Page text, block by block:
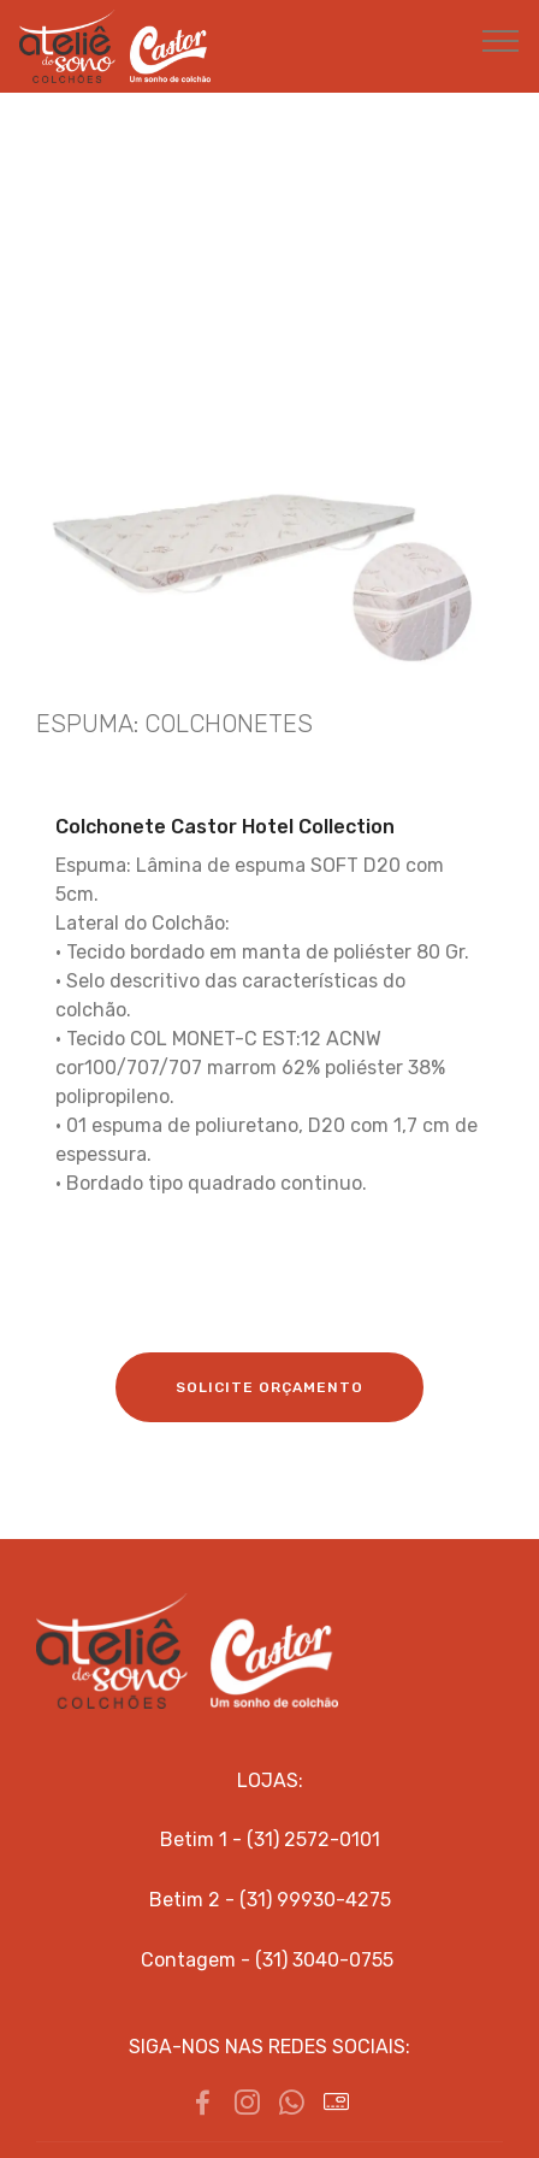
ESPUMA: COLCHONETES
Colchonete Castor Hotel Collection
Espuma: Lâmina de espuma SOFT D20 com
5cm.
Lateral do Colchão:
• Tecido bordado em manta de poliéster 80 Gr.
• Selo descritivo das características do
colchão.
• Tecido COL MONET-C EST:12 ACNW
cor100/707/707 marrom 62% poliéster 38%
polipropileno.
• 01 espuma de poliuretano, D20 com 1,7 cm de
espessura.
• Bordado tipo quadrado continuo.
SOLICITE ORÇAMENTO
LOJAS:
Betim 1 - (31) 2572-0101
Betim 2 - (31) 99930-4275
Contagem - (31) 3040-0755
SIGA-NOS NAS REDES SOCIAIS: